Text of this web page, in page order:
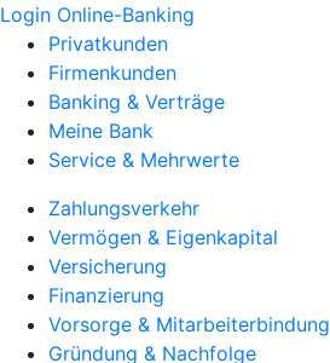
Login Online-Banking
Privatkunden
Firmenkunden
Banking & Verträge
Meine Bank
Service & Mehrwerte
Zahlungsverkehr
Vermögen & Eigenkapital
Versicherung
Finanzierung
Vorsorge & Mitarbeiterbindung
Gründung & Nachfolge